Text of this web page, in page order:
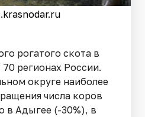
рогатого скота в
регионах России.
округе наиболее
числа коров
в Адыгее (-30%), в